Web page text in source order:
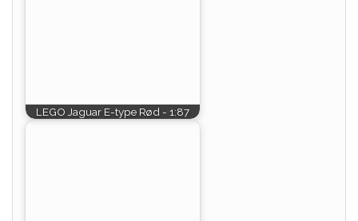
LEGO Jaguar E-type Rød - 1:87